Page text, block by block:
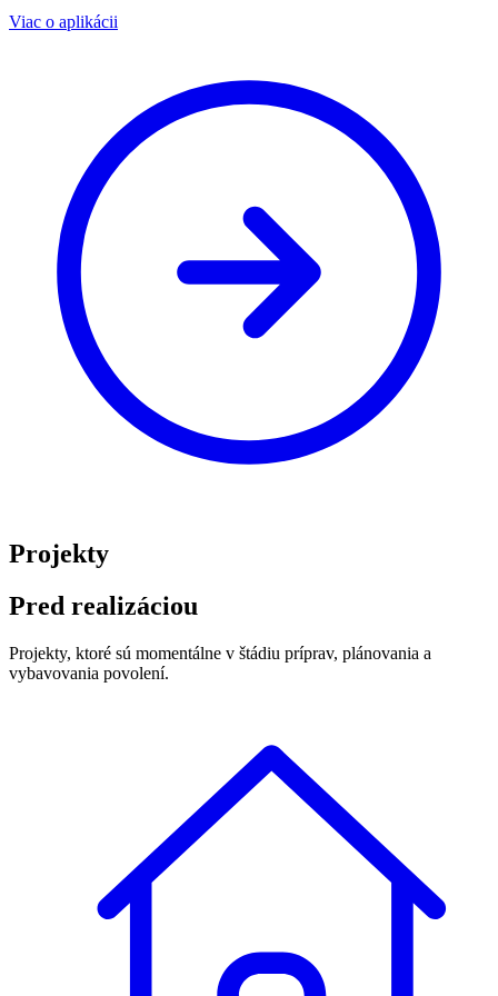
Viac o aplikácii
Projekty
Pred realizáciou
Projekty, ktoré sú momentálne v štádiu príprav, plánovania a
vybavovania povolení.